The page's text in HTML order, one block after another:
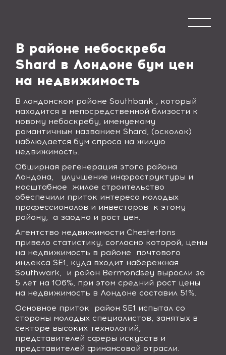
В районе небоскреба
Shard в Лондоне бум цен
на недвижимость
В лондонском районе Southbank , который
находится в непосредственной близости к
новому небоскребу, именуемому
романтичным названием Shard, (осколок)
наблюдается бум спроса на жилую
недвижимость.
Обширная регенерация этого района
Лондона,
улучшение инфраструктуры и
масштабное
жилое строительство
обеспечили приток интереса молодых
профессионалов и инвесторов
к этому
району,
а заодно и рост цен.
Агентство недвижимости Chestertons
привело статистику, согласно которой, цены
на недвижимость в районе
почтового
индекса SE1, куда входит набережная
Southwark,
и район Bermondsey выросли за
5 лет на 106%, при этом средний рост цены
на недвижимость в Лондоне составил 51%.
Основное приток
район SE1 испытал со
стороны молодых специалистов, занятых в
секторе высоких технологий,
представителей сферы искусств и
представителей финансовой отрасли.